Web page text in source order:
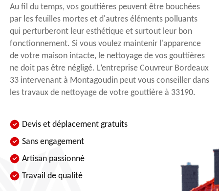
Au fil du temps, vos gouttières peuvent être bouchées
par les feuilles mortes et d'autres éléments polluants
qui perturberont leur esthétique et surtout leur bon
fonctionnement. Si vous voulez maintenir l'apparence
de votre maison intacte, le nettoyage de vos gouttières
ne doit pas être négligé. L’entreprise Couvreur Bordeaux
33 intervenant à Montagoudin peut vous conseiller dans
les travaux de nettoyage de votre gouttière à 33190.
Devis et déplacement gratuits
Sans engagement
Artisan passionné
Travail de qualité